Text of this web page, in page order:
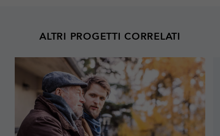
ALTRI PROGETTI CORRELATI
Maggiori
informazioni